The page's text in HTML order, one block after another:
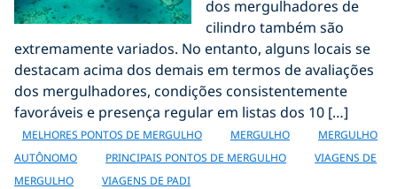
dos mergulhadores de
cilindro também são
extremamente variados. No entanto, alguns locais se
destacam acima dos demais em termos de avaliações
dos mergulhadores, condições consistentemente
favoráveis e presença regular em listas dos 10 […]
MELHORES PONTOS DE MERGULHO MERGULHO
MERGULHO
AUTÔNOMO
PRINCIPAIS PONTOS DE MERGULHO
VIAGENS DE
MERGULHO
VIAGENS DE PADI